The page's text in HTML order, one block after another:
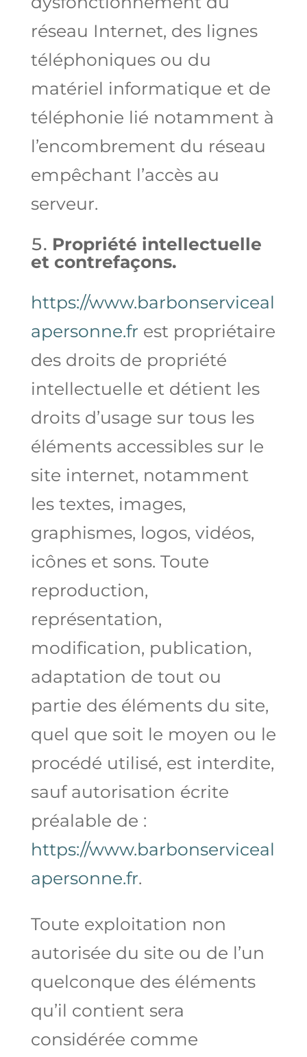
réseau Internet, des lignes
téléphoniques ou du
matériel informatique et de
téléphonie lié notamment à
l’encombrement du réseau
empêchant l’accès au
serveur.
Propriété intellectuelle
et contrefaçons.
https://www.barbonserviceal
apersonne.fr est propriétaire
des droits de propriété
intellectuelle et détient les
droits d’usage sur tous les
éléments accessibles sur le
site internet, notamment
les textes, images,
graphismes, logos, vidéos,
icônes et sons. Toute
reproduction,
représentation,
modification, publication,
adaptation de tout ou
partie des éléments du site,
quel que soit le moyen ou le
procédé utilisé, est interdite,
sauf autorisation écrite
préalable de :
https://www.barbonserviceal
apersonne.fr.
Toute exploitation non
autorisée du site ou de l’un
quelconque des éléments
qu’il contient sera
considérée comme